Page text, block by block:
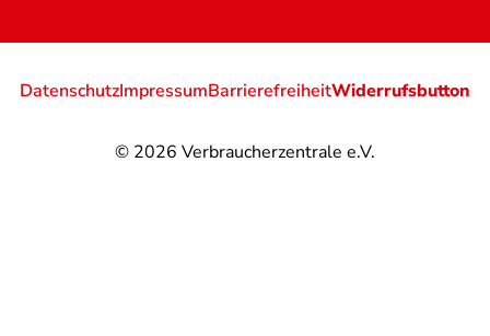
© 2026 Verbraucherzentrale e.V.
DatenschutzImpressumBarrierefreiheitWiderrufsbutton